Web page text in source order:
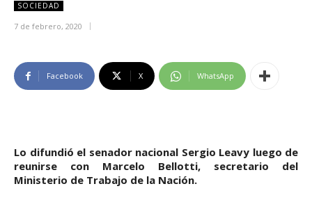
SOCIEDAD
7 de febrero, 2020
Facebook X WhatsApp
Lo difundió el senador nacional Sergio Leavy luego de
reunirse con Marcelo Bellotti, secretario del
Ministerio de Trabajo de la Nación.